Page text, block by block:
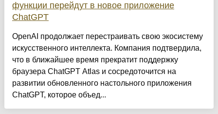
функции перейдут в новое приложение
ChatGPT
OpenAI продолжает перестраивать свою экосистему
искусственного интеллекта. Компания подтвердила,
что в ближайшее время прекратит поддержку
браузера ChatGPT Atlas и сосредоточится на
развитии обновленного настольного приложения
ChatGPT, которое объед...